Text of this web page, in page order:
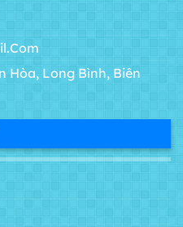
Hòa, Long Bình, Biên